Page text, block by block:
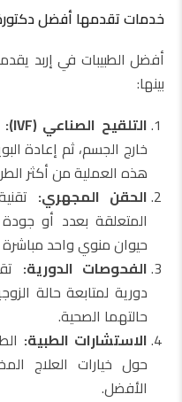
خدمات تقدمها أفضل
أفضل الطبيبات في إربد
بينها:
التلقيح الصناعي (IVF):
خارج الجسم، ثم إعادة
هذه العملية من أكثر
الحقن المجهري:
المتعلقة بعدد أو
حيوان منوي واحد
الفحوصات الدورية:
دورية لمتابعة حالة
حالتهما الصحية.
الاستشارات الطبية:
حول خيارات العلاج
الأفضل.